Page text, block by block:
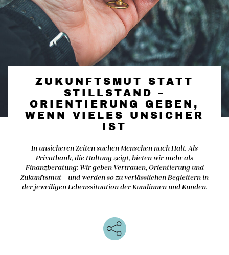
ZUKUNFTSMUT STATT
STILLSTAND –
ORIENTIERUNG GEBEN,
WENN VIELES UNSICHER
IST
In unsicheren Zeiten suchen Menschen nach Halt. Als
Privatbank, die Haltung zeigt, bieten wir mehr als
Finanzberatung: Wir geben Vertrauen, Orientierung und
Zukunftsmut – und werden so zu verlässlichen Begleitern in
der jeweiligen Lebenssituation der Kundinnen und Kunden.